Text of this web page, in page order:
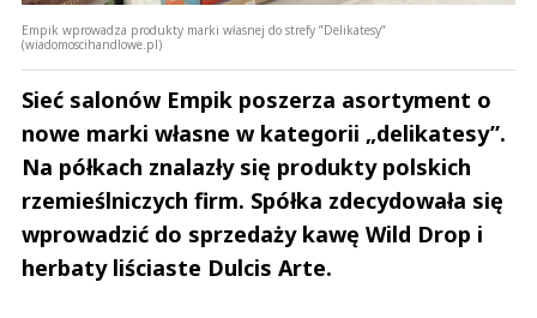
Empik wprowadza produkty marki własnej do strefy ”Delikatesy”
(wiadomoscihandlowe.pl)
Sieć salonów Empik poszerza asortyment o
nowe marki własne w kategorii „delikatesy”.
Na półkach znalazły się produkty polskich
rzemieślniczych firm. Spółka zdecydowała się
wprowadzić do sprzedaży kawę Wild Drop i
herbaty liściaste Dulcis Arte.